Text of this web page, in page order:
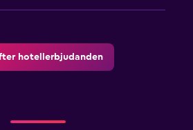
hotellerbjudanden